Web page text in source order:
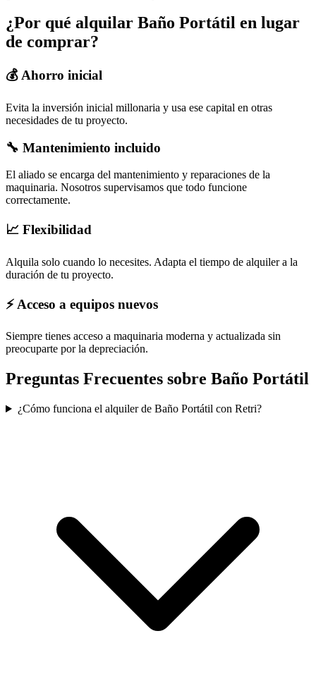
¿Por qué alquilar Baño Portátil en lugar
de comprar?
💰 Ahorro inicial
Evita la inversión inicial millonaria y usa ese capital en otras
necesidades de tu proyecto.
🔧 Mantenimiento incluido
El aliado se encarga del mantenimiento y reparaciones de la
maquinaria. Nosotros supervisamos que todo funcione
correctamente.
📈 Flexibilidad
Alquila solo cuando lo necesites. Adapta el tiempo de alquiler a la
duración de tu proyecto.
⚡ Acceso a equipos nuevos
Siempre tienes acceso a maquinaria moderna y actualizada sin
preocuparte por la depreciación.
Preguntas Frecuentes sobre Baño Portátil
¿Cómo funciona el alquiler de Baño Portátil con Retri?